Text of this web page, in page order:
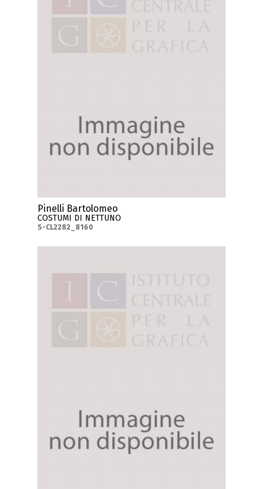
Pinelli Bartolomeo
COSTUMI DI NETTUNO
S-CL2282_8160